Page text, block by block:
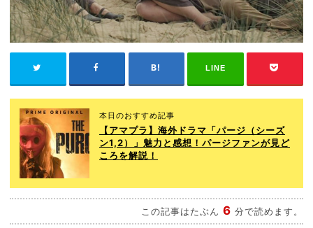
LINE
本日のおすすめ記事
【アマプラ】海外ドラマ「パージ（シーズ
ン1,2）」魅力と感想！パージファンが見ど
ころを解説！
この記事はたぶん 6 分で読めます。